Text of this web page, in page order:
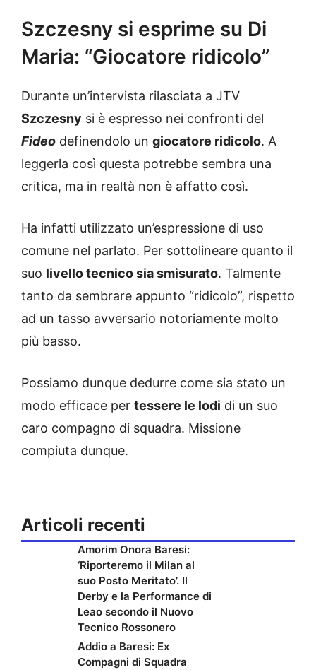
Szczesny si esprime su Di
Maria: “Giocatore ridicolo”
Durante un’intervista rilasciata a JTV
Szczesny si è espresso nei confronti del
Fideo definendolo un giocatore ridicolo. A
leggerla così questa potrebbe sembra una
critica, ma in realtà non è affatto così.
Ha infatti utilizzato un’espressione di uso
comune nel parlato. Per sottolineare quanto il
suo livello tecnico sia smisurato. Talmente
tanto da sembrare appunto “ridicolo”, rispetto
ad un tasso avversario notoriamente molto
più basso.
Possiamo dunque dedurre come sia stato un
modo efficace per tessere le lodi di un suo
caro compagno di squadra. Missione
compiuta dunque.
Articoli recenti
Amorim Onora Baresi:
‘Riporteremo il Milan al
suo Posto Meritato’. Il
Derby e la Performance di
Leao secondo il Nuovo
Tecnico Rossonero
Addio a Baresi: Ex
Compagni di Squadra